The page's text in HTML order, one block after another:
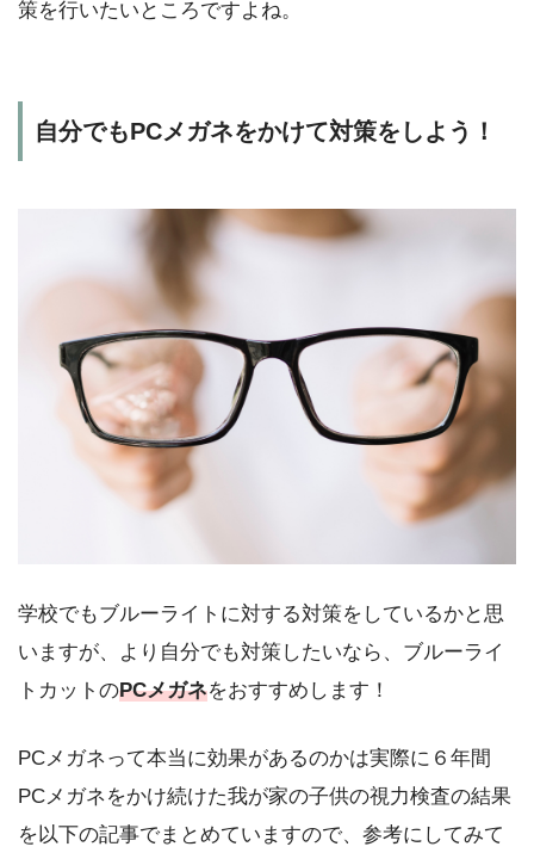
策を行いたいところですよね。
自分でもPCメガネをかけて対策をしよう！
学校でもブルーライトに対する対策をしているかと思
いますが、より自分でも対策したいなら、ブルーライ
トカットのPCメガネをおすすめします！
PCメガネって本当に効果があるのかは実際に６年間
PCメガネをかけ続けた我が家の子供の視力検査の結果
を以下の記事でまとめていますので、参考にしてみて